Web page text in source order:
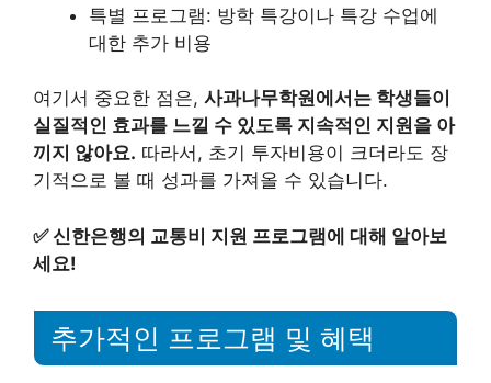
특별 프로그램: 방학 특강이나 특강 수업에
대한 추가 비용
여기서 중요한 점은, 사과나무학원에서는 학생들이
실질적인 효과를 느낄 수 있도록 지속적인 지원을 아
끼지 않아요. 따라서, 초기 투자비용이 크더라도 장
기적으로 볼 때 성과를 가져올 수 있습니다.
✅신한은행의 교통비 지원 프로그램에 대해 알아보
세요!
추가적인 프로그램 및 혜택